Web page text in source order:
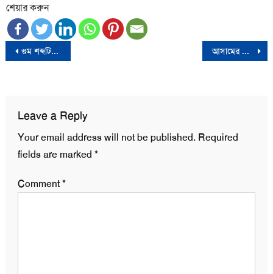
শেয়ার করুন
Post
গুম শব্দটিকে চিরদিনের মতো বিদায় করতে হবে: পরিবেশ উপদেষ্টা আসামের বিধানসভায় বাতিল করা হলো জুমা’র নামাজের বিরতি
Leave a Reply
Your email address will not be published. Required
fields are marked *
Comment*